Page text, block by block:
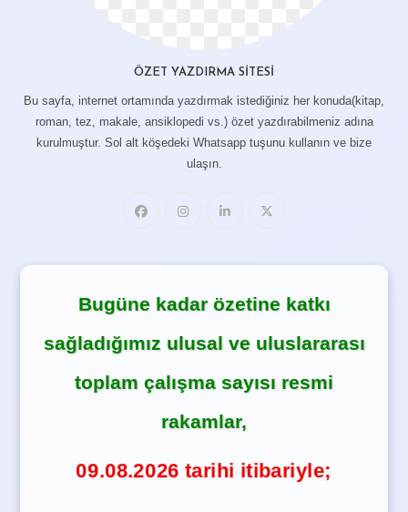
ÖZET YAZDIRMA SITESI
Bu sayfa, internet ortamında yazdırmak istediğiniz her konuda(kitap,
roman, tez, makale, ansiklopedi vs.) özet yazdırabilmeniz adına
kurulmuştur. Sol alt köşedeki Whatsapp tuşunu kullanın ve bize
ulaşın.
Bugüne kadar özetine katkı
sağladığımız ulusal ve uluslararası
toplam çalışma sayısı resmi
rakamlar,
09.08.2026 tarihi itibariyle;